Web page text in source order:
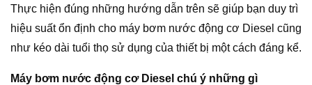
Thực hiện đúng những hướng dẫn trên sẽ giúp bạn duy trì
hiệu suất ổn định cho máy bơm nước động cơ Diesel cũng
như kéo dài tuổi thọ sử dụng của thiết bị một cách đáng kể.
Máy bơm nước động cơ Diesel chú ý những gì